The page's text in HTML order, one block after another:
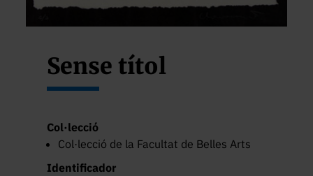
Sense títol
Col·lecció
Col·lecció de la Facultat de Belles Arts
Identificador